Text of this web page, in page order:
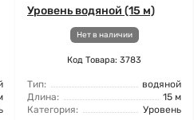
Уровень водяной (15 м)
Нет в наличии
Код Товара: 3783
Тип:
водяной
Длина:
15 м
Категория:
Уровень